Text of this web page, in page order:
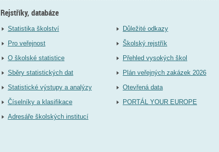
Rejstříky, databáze
Statistika školství
Pro veřejnost
O školské statistice
Sběry statistických dat
Statistické výstupy a analýzy
Číselníky a klasifikace
Adresáře školských institucí
Důležité odkazy
Školský rejstřík
Přehled vysokých škol
Plán veřejných zakázek 2026
Otevřená data
PORTÁL YOUR EUROPE